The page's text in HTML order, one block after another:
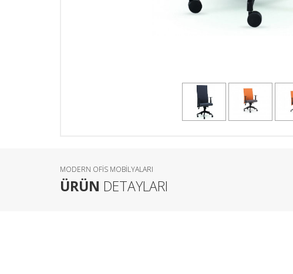
MODERN OFİS MOBİLYALARI
ÜRÜN DETAYLARI